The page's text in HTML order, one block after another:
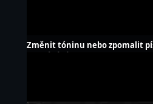
Změnit tóninu nebo zpomalit
nahrávání